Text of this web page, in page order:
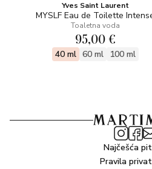
Yves Saint Laurent
MYSLF Eau de Toilette
Toaletna voda
95,00 €
40 ml 60 ml 100 ml
Najčešća
Pravila